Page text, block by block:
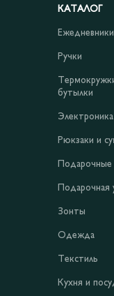
КАТАЛОГ
Ежедневники
Ручки
бутылки
Электроника
Рюкзаки и
Подарочная
Зонты
Одежда
Текстиль
Кухня и